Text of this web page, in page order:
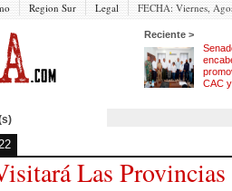
Region Sur Legal FECHA: Viernes,
Reciente >
CAC
Las